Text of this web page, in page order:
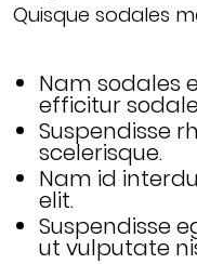
Quisque sodales
Nam sodales
efficitur
Suspendisse
scelerisque.
Nam id
elit.
Suspendisse
ut vulputate